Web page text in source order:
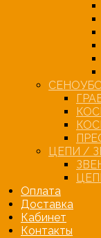
ЦЕПИ /
Оплата
Доставка
Кабинет
Контакты